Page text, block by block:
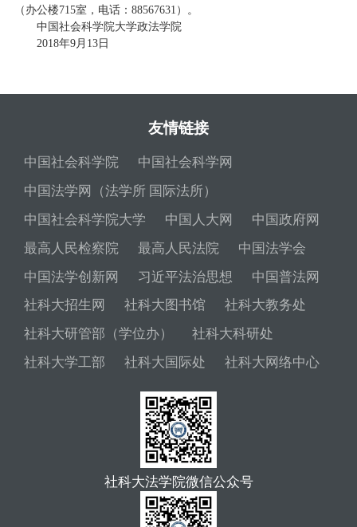
（办公楼715室，电话：88567631）。
中国社会科学院大学政法学院
2018年9月13日
友情链接
中国社会科学院
中国社会科学网
中国法学网（法学所 国际法所）
中国社会科学院大学
中国人大网
中国政府网
最高人民检察院
最高人民法院
中国法学会
中国法学创新网
习近平法治思想
中国普法网
社科大招生网
社科大图书馆
社科大教务处
社科大研管部（学位办）
社科大科研处
社科大学工部
社科大国际处 社科大网络中心
社科大法学院微信公众号